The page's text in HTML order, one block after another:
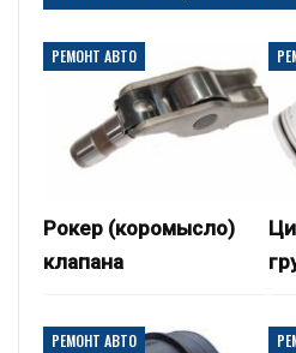
РЕМОНТ АВТО
Рокер (коромысло)
клапана
РЕМОНТ АВТО